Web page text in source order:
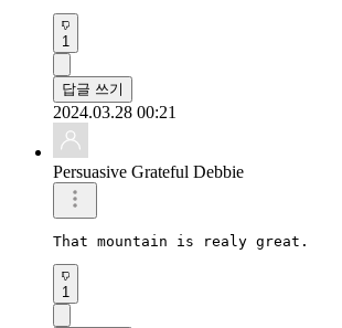
1
답글 쓰기
2024.03.28 00:21
Persuasive Grateful Debbie
That mountain is realy great.
1